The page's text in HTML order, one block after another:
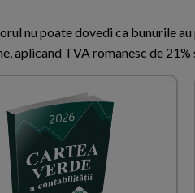
nu poate dovedi ca bunurile
aplicand TVA romanesc de